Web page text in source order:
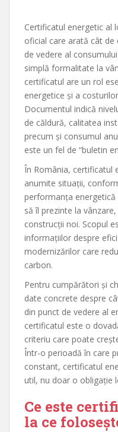
Certificatul energetic al
oficial care arată cât
de vedere al
simplă formalitate la
certificatul are un rol
energetice și a
Documentul indică
de căldură, calitatea
precum și consumul
este un fel de “buletin
În România, certificatul
anumite situații,
performanța energetică
să îl prezinte la
construcții noi. Scopul
informațiilor despre
modernizărilor care
carbon.
Pentru cumpărători și
date concrete despre
din punct de vedere al
certificatul este o
criteriu care poate
Într-o perioadă în care
constant, certificatul
util, nu doar o obligație
Ce este
la ce